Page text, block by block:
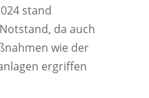
stand
da auch
wie der
ergriffen